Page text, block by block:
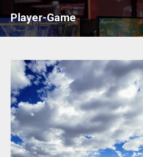
to
content
Player-Game